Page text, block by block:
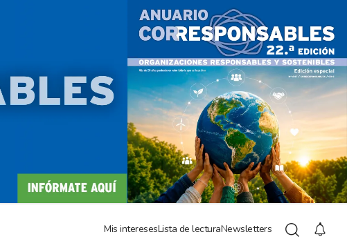
Mis interesesLista de lecturaNewsletters